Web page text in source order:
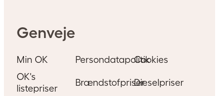
Genveje
Min OK PersondatapolitikCookies
OK's
listepriser
BrændstofpriserDieselpriser